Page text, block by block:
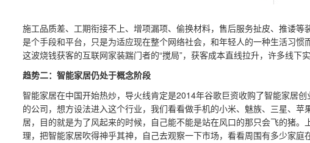
施工品质差、工期衔接不上、增项漏项、偷换材料，售后服务扯皮、推诿
是个手段和平台，只是为适应现在整个网络社会，和年轻人的一种生活习
这波烧钱获客的互联网家装踹门者的“搅局”，获客成本直线拉升，许多线下
趋势二：智能家居仍处于概念阶段
智能家居在中国开始热炒，导火线肯定是2014年谷歌巨资收购了智能家居
的公司，想方设法进入这个行业，我们看看做手机的小米、魅族、三星、
居，目的就是为了风起来的时候，自己能不能是站在风口的那只会飞的猪
理，把智能家居吹得神乎其神，自己去观察一下市场，看看周围有多少家庭